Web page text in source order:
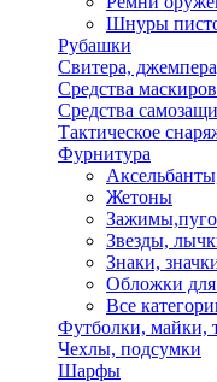
Шнуры
Рубашки
Свитера,
Средства
Средства
Тактическое
Фурнитура
Жетоны
Звезды,
Знаки,
Обложки
Все
Футболки, майки,
Чехлы, подсумки
Шарфы